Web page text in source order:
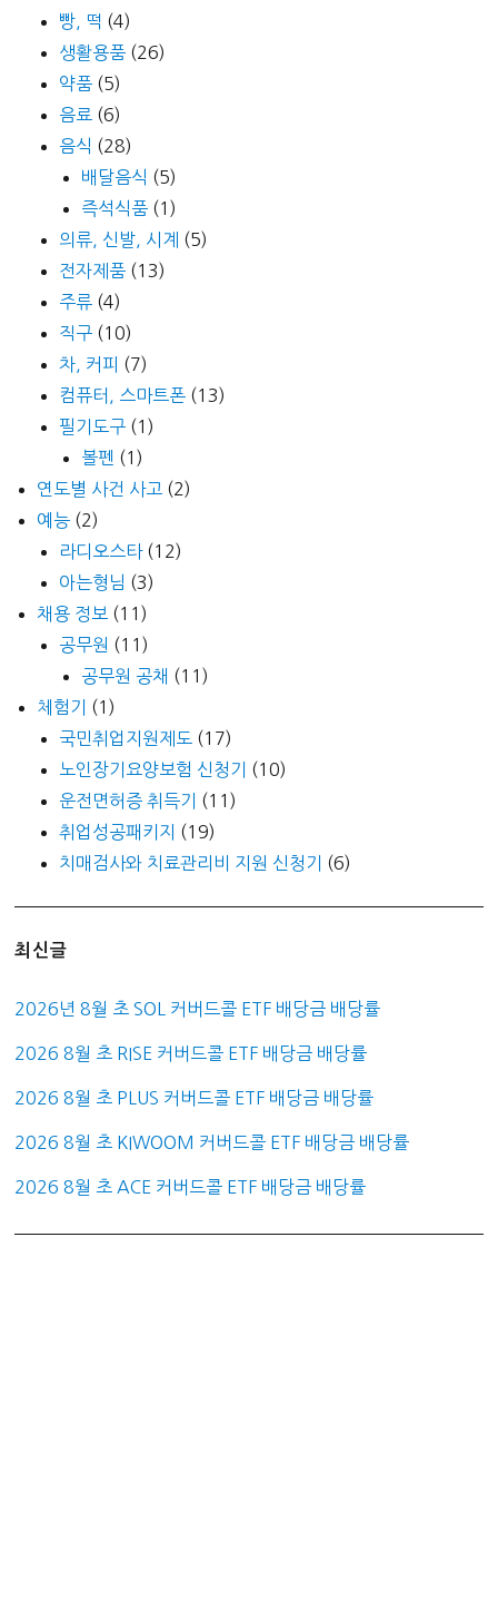
빵, 떡 (4)
생활용품 (26)
약품 (5)
음료 (6)
음식 (28)
배달음식 (5)
즉석식품 (1)
의류, 신발, 시계 (5)
전자제품 (13)
주류 (4)
직구 (10)
차, 커피 (7)
컴퓨터, 스마트폰 (13)
필기도구 (1)
볼펜 (1)
연도별 사건 사고 (2)
예능 (2)
라디오스타(12)
아는형님 (3)
채용 정보 (11)
공무원 (11)
공무원 공채 (11)
체험기
(1)
국민취업지원제도 (17)
노인장기요양보험 신청기
(10)
운전면허증 취득기
(11)
취업성공패키지
(19)
치매검사와 치료관리비 지원 신청기
(6)
최신글
2026년 8월 초 SOL 커버드콜 ETF 배당금 배당률
2026 8월 초 RISE 커버드콜 ETF 배당금 배당률
2026 8월 초 PLUS 커버드콜 ETF 배당금 배당률
2026 8월 초 KIWOOM 커버드콜 ETF 배당금 배당률
2026 8월 초 ACE 커버드콜 ETF 배당금 배당률